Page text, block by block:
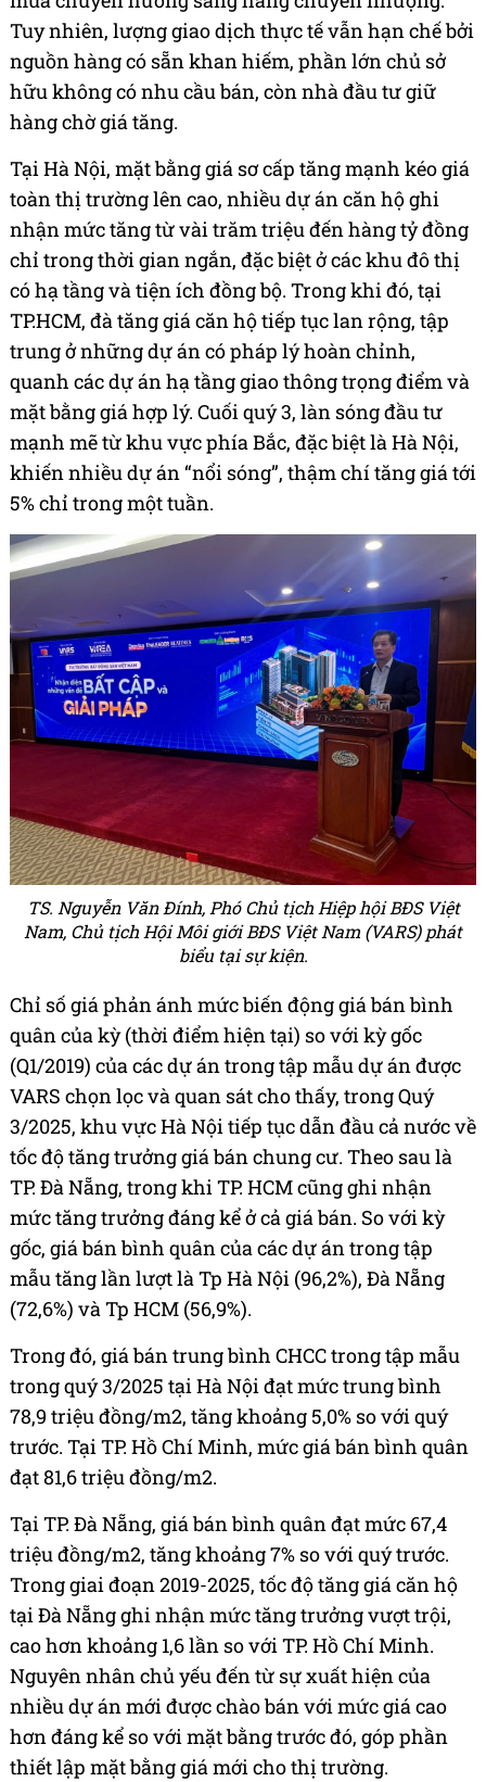
Tuy nhiên, lượng giao dịch thực tế vẫn hạn chế bởi
nguồn hàng có sẵn khan hiếm, phần lớn chủ sở
hữu không có nhu cầu bán, còn nhà đầu tư giữ
hàng chờ giá tăng.
Tại Hà Nội, mặt bằng giá sơ cấp tăng mạnh kéo giá
toàn thị trường lên cao, nhiều dự án căn hộ ghi
nhận mức tăng từ vài trăm triệu đến hàng tỷ đồng
chỉ trong thời gian ngắn, đặc biệt ở các khu đô thị
có hạ tầng và tiện ích đồng bộ. Trong khi đó, tại
TP.HCM, đà tăng giá căn hộ tiếp tục lan rộng, tập
trung ở những dự án có pháp lý hoàn chỉnh,
quanh các dự án hạ tầng giao thông trọng điểm và
mặt bằng giá hợp lý. Cuối quý 3, làn sóng đầu tư
mạnh mẽ từ khu vực phía Bắc, đặc biệt là Hà Nội,
khiến nhiều dự án “nổi sóng”, thậm chí tăng giá tới
5% chỉ trong một tuần.
TS. Nguyễn Văn Đính, Phó Chủ tịch Hiệp hội BĐS Việt
Nam, Chủ tịch Hội Môi giới BĐS Việt Nam (VARS) phát
biểu tại sự kiện.
Chỉ số giá phản ánh mức biến động giá bán bình
quân của kỳ (thời điểm hiện tại) so với kỳ gốc
(Q1/2019) của các dự án trong tập mẫu dự án được
VARS chọn lọc và quan sát cho thấy, trong Quý
3/2025, khu vực Hà Nội tiếp tục dẫn đầu cả nước về
tốc độ tăng trưởng giá bán chung cư. Theo sau là
TP. Đà Nẵng, trong khi TP. HCM cũng ghi nhận
mức tăng trưởng đáng kể ở cả giá bán. So với kỳ
gốc, giá bán bình quân của các dự án trong tập
mẫu tăng lần lượt là Tp Hà Nội (96,2%), Đà Nẵng
(72,6%) và Tp HCM (56,9%).​
Trong đó, giá bán trung bình CHCC trong tập mẫu
trong quý 3/2025 tại Hà Nội đạt mức trung bình
78,9 triệu đồng/m2, tăng khoảng 5,0% so với quý
trước. Tại TP. Hồ Chí Minh, mức giá bán bình quân
đạt 81,6 triệu đồng/m2.
Tại TP. Đà Nẵng, giá bán bình quân đạt mức 67,4
triệu đồng/m2, tăng khoảng 7% so với quý trước.
Trong giai đoạn 2019-2025, tốc độ tăng giá căn hộ
tại Đà Nẵng ghi nhận mức tăng trưởng vượt trội,
cao hơn khoảng 1,6 lần so với TP. Hồ Chí Minh.
Nguyên nhân chủ yếu đến từ sự xuất hiện của
nhiều dự án mới được chào bán với mức giá cao
hơn đáng kể so với mặt bằng trước đó, góp phần
thiết lập mặt bằng giá mới cho thị trường.​